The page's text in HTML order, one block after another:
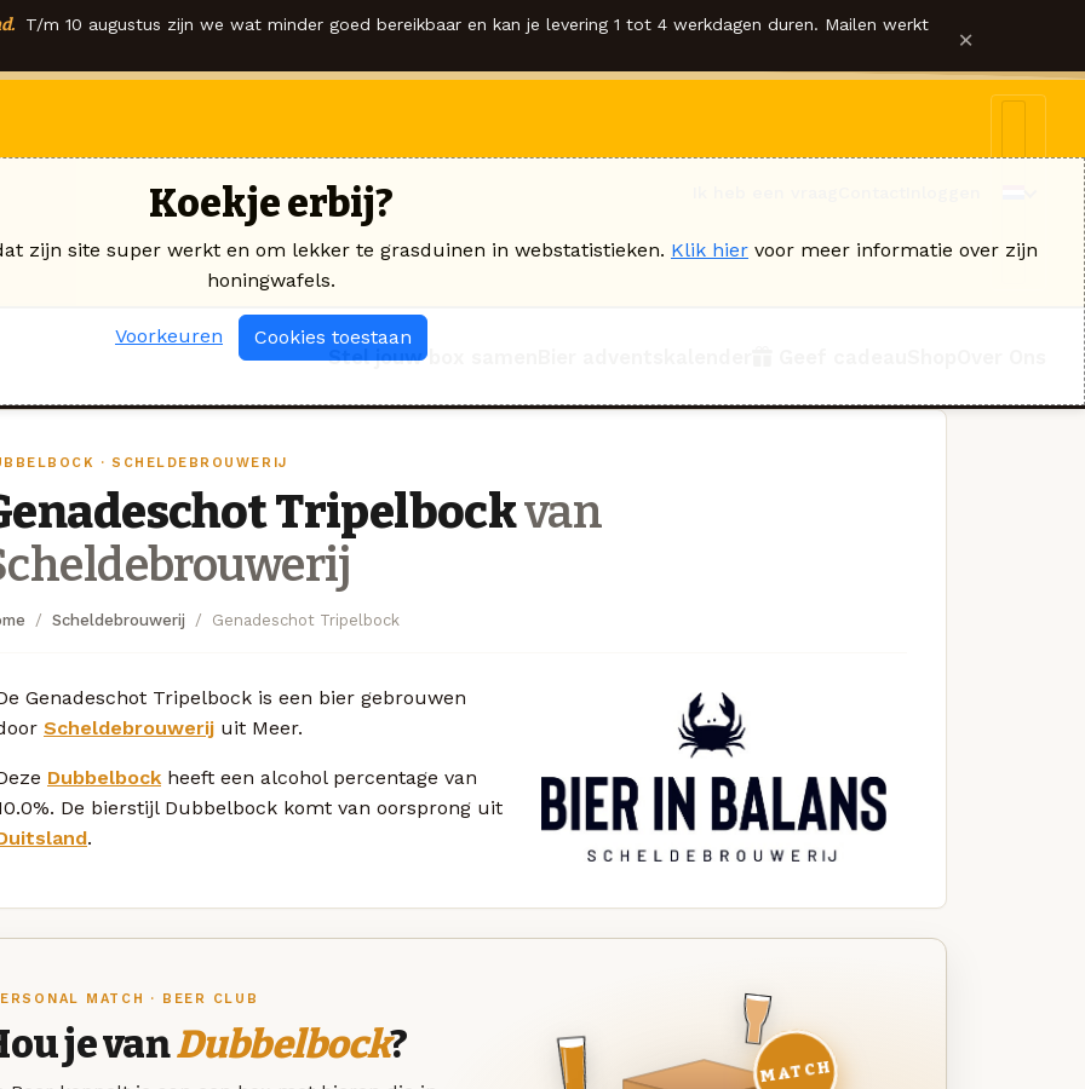
T/m 10 augustus zijn we wat minder goed bereikbaar en kan je levering 1 tot 4 werkdagen duren. Mailen werkt ×
Stel jouw box samen
· SCHELDEBROUWERIJ
Tripelbockvan
Scheldebrouwerij Genadeschot Tripelbock
Genadeschot Tripelbock is een bier gebrouwen
Scheldebrouwerij uit Meer.
Dubbelbock heeft een alcohol percentage van
De bierstijl Dubbelbock komt van oorsprong uit
.
MATCH · BEER CLUB
je vanDubbelbock?
MATCH
Koekje erbij?
zijn site super werkt en om lekker te grasduinen in webstatistieken. Klik hier voor meer informatie over zijn
honingwafels.
Voorkeuren Cookies toestaan